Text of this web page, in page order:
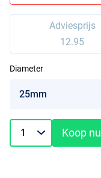
Adviesprijs
12.95
Diameter
Koop nu